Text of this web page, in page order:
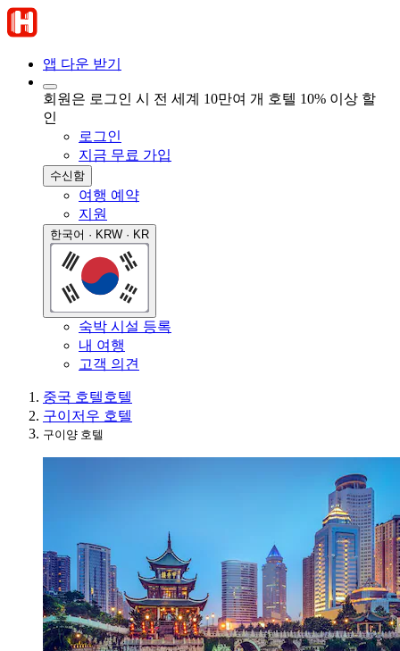
앱 다운 받기
회원은 로그인 시 전 세계 10만여 개 호텔 10% 이상 할
인
로그인
지금 무료 가입
수신함
여행 예약
지원
한국어 · KRW · KR
숙박 시설 등록
내 여행
고객 의견
중국 호텔호텔
구이저우 호텔
구이양 호텔